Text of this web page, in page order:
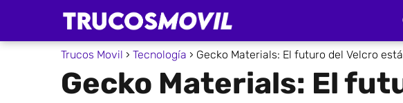
Trucos Movil Tecnología Gecko Materials: El futuro del Velcro
Gecko Materials: El